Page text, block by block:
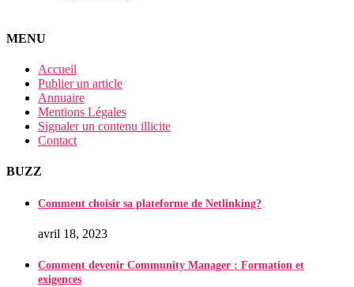
MENU
Accueil
Publier un article
Annuaire
Mentions Légales
Signaler un contenu illicite
Contact
BUZZ
Comment choisir sa plateforme de Netlinking?
avril 18, 2023
Comment devenir Community Manager : Formation et
exigences